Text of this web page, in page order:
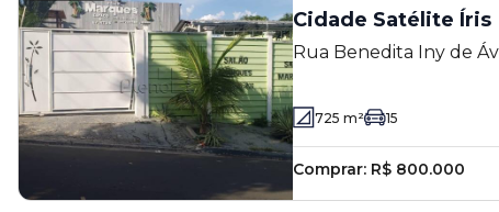
Cidade Satélite Íris
Rua Benedita Iny de
725 m² 15
Comprar: R$ 800.000